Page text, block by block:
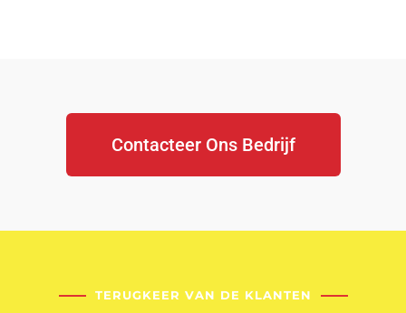
Contacteer Ons Bedrijf
TERUGKEER VAN DE KLANTEN